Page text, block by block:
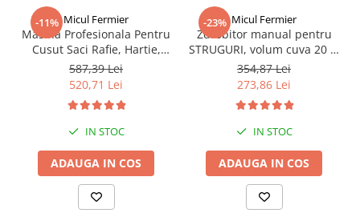
-11% Micul Fermier
Masina Profesionala Pentru
Cusut Saci Rafie, Hartie,
Panza-Plastic 210w taiere
automata, Micul Fermier
GF-1681
587,39 Lei
520,71 Lei
IN STOC
ADAUGA IN COS
-23% Micul Fermier
Zdrobitor manual pentru
STRUGURI, volum cuva 20 L,
productie 350 kg/h
354,87 Lei
273,86 Lei
IN STOC
ADAUGA IN COS